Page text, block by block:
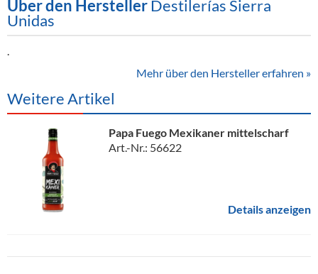
Über den Hersteller Destilerías Sierra
Unidas
Mehr über den Hersteller erfahren »
Weitere Artikel
Papa Fuego Mexikaner mittelscharf
Art.-Nr.: 56622
Details anzeigen